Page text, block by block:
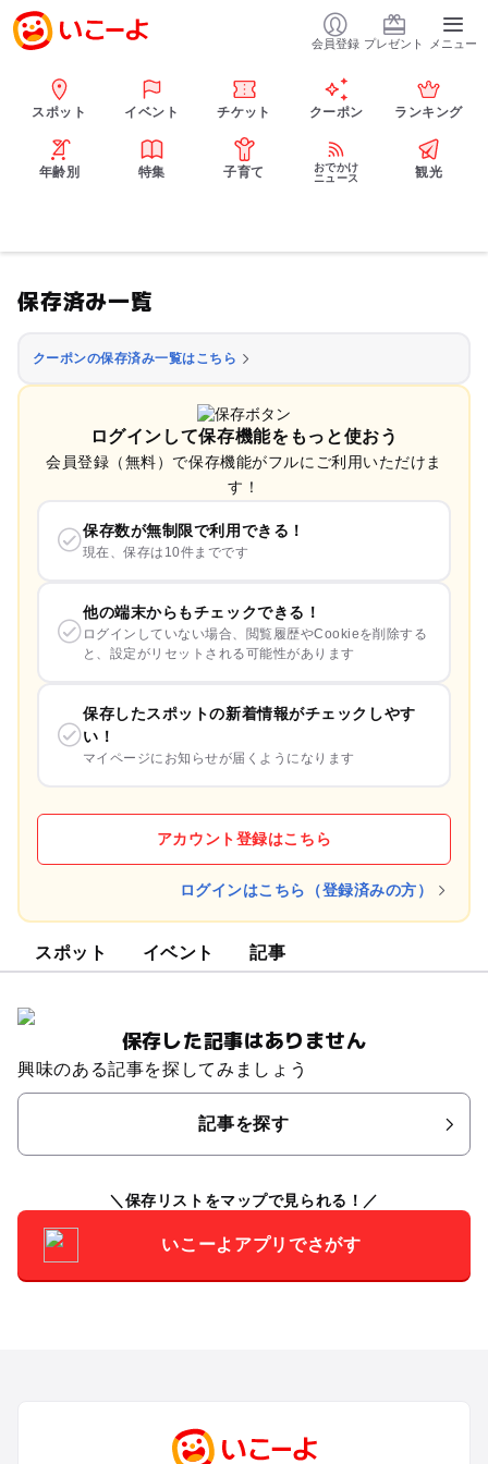
会員登録 プレゼント メニュー
スポット イベント チケット クーポン ランキング
年齢別 特集 子育て
おでかけ
ニュース
観光
保存済み一覧
クーポンの保存済み一覧はこちら
ログインして保存機能をもっと使おう
会員登録（無料）で保存機能がフルにご利用いただけま
す！
保存数が無制限で利用できる！
現在、保存は10件までです
他の端末からもチェックできる！
ログインしていない場合、閲覧履歴やCookieを削除する
と、設定がリセットされる可能性があります
保存したスポットの新着情報がチェックしやす
い！
マイページにお知らせが届くようになります
アカウント登録はこちら
ログインはこちら（登録済みの方）
スポット イベント 記事
保存した記事はありません
興味のある記事を探してみましょう
記事を探す
保存リストをマップで見られる！
いこーよアプリでさがす